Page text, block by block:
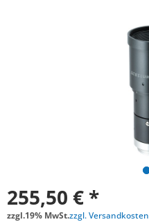
255,50 € *
zzgl.19% MwSt.zzgl. Versandkosten